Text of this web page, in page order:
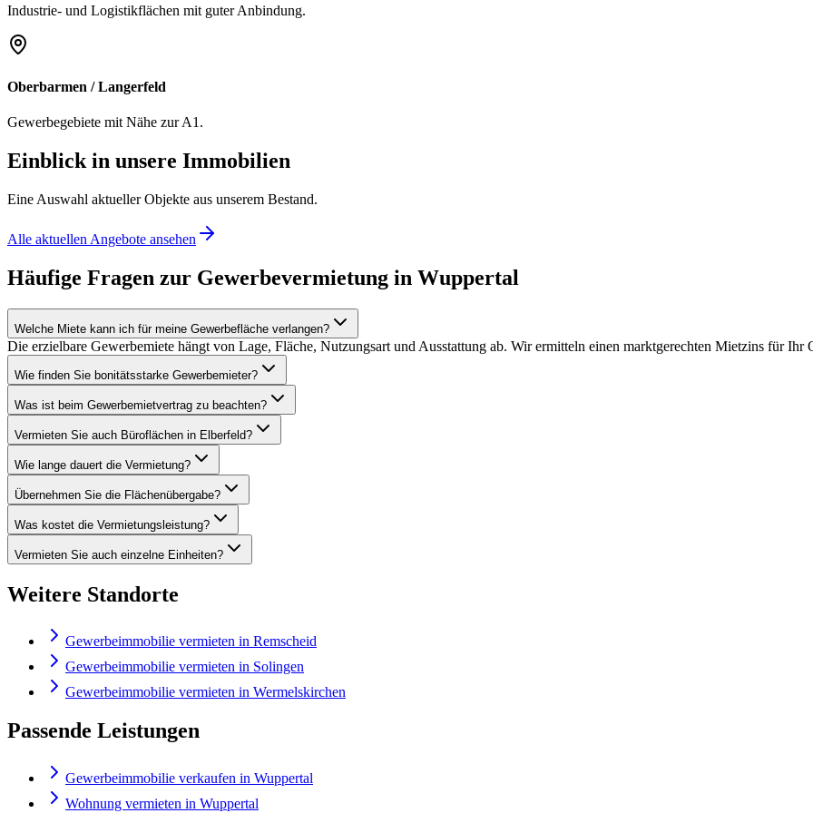
Industrie- und Logistikflächen mit guter Anbindung.
Oberbarmen / Langerfeld
Gewerbegebiete mit Nähe zur A1.
Einblick in unsere Immobilien
Eine Auswahl aktueller Objekte aus unserem Bestand.
Alle aktuellen Angebote ansehen
Häufige Fragen zur Gewerbevermietung in Wuppertal
Welche Miete kann ich für meine Gewerbefläche verlangen?
Die erzielbare Gewerbemiete hängt von Lage, Fläche, Nutzungsart und Ausstattung ab. Wir ermitteln einen marktgerechten Mietzins für Ihr
Wie finden Sie bonitätsstarke Gewerbemieter?
Was ist beim Gewerbemietvertrag zu beachten?
Vermieten Sie auch Büroflächen in Elberfeld?
Wie lange dauert die Vermietung?
Übernehmen Sie die Flächenübergabe?
Was kostet die Vermietungsleistung?
Vermieten Sie auch einzelne Einheiten?
Weitere Standorte
Gewerbeimmobilie vermieten in Remscheid
Gewerbeimmobilie vermieten in Solingen
Gewerbeimmobilie vermieten in Wermelskirchen
Passende Leistungen
Gewerbeimmobilie verkaufen in Wuppertal
Wohnung vermieten in Wuppertal